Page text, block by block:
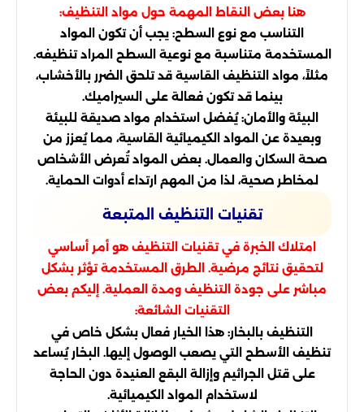
هنا بعض النقاط المهمة حول مواد التنظيف:
التناسب مع نوع السطح: يجب أن تكون المواد
المستخدمة متناسبة مع نوعية السطح المراد تنظيفه.
مثلاً، مواد التنظيف القاسية قد تلحق الضرر بالأخشاب،
بينما قد تكون فعالة على السيراميك.
البيئة والأمان: يُفضل استخدام مواد صديقة للبيئة
وبعيدة عن المواد الكيميائية القاسية، مما يُعزز من
صحة السكان والعمال. بعض المواد تُعرض الأشخاص
لمخاطر صحية، لذا من المهم ارتداء أدوات الحماية.
تقنيات التنظيف المتبعة
امتلاك الخبرة في تقنيات التنظيف هو أمر أساسي
لتحقيق نتائج مرضية. الطرق المستخدمة تؤثر بشكل
مباشر على جودة التنظيف ومدة العملية. إليكم بعض
التقنيات الشائعة:
التنظيف بالبخار: هذا الخيار فعال بشكل خاص في
تنظيف الأسطح التي يصعب الوصول إليها. البخار يُساعد
على قتل الجراثيم وإزالة البقع العنيدة دون الحاجة
لاستخدام المواد الكيميائية.